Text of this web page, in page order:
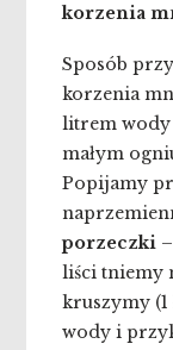
korzenia
Sposób
korzenia
litrem wody
małym
Popijamy
porzeczki
liści tniemy
kruszymy (1
wody i